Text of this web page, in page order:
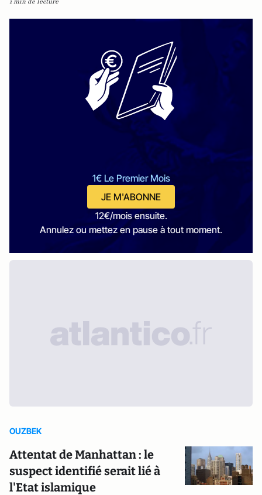
1€ Le Premier Mois
JE M'ABONNE
12€/mois ensuite.
Annulez ou mettez en pause à tout moment.
OUZBEK
Attentat de Manhattan : le
suspect identifié serait lié à
l'Etat islamique